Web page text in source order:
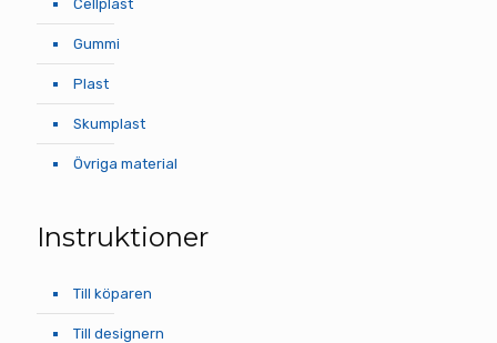
Cellplast
Gummi
Plast
Skumplast
Övriga material
Instruktioner
Till köparen
Till designern